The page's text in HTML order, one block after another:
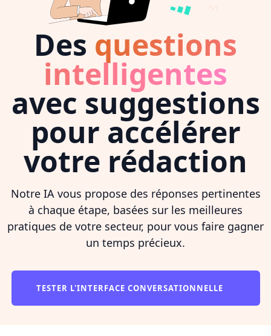
Des questions
intelligentes
avec suggestions
pour accélérer
votre rédaction
Notre IA vous propose des réponses pertinentes
à chaque étape, basées sur les meilleures
pratiques de votre secteur, pour vous faire gagner
un temps précieux.
TESTER L'INTERFACE CONVERSATIONNELLE